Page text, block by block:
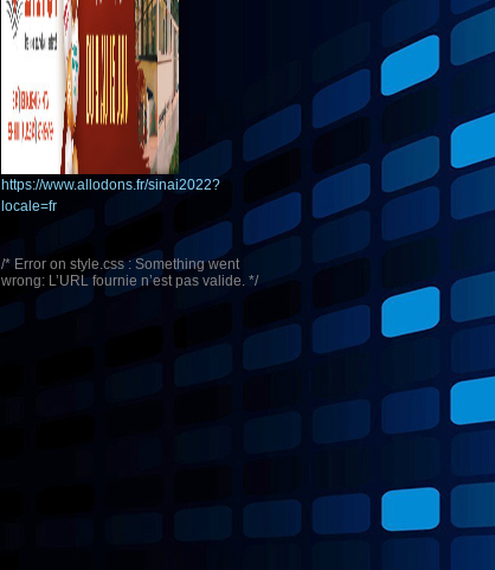
https://www.allodons.fr/sinai2022?
locale=fr
/* Error on style.css : Something went
wrong: L’URL fournie n’est pas valide. */